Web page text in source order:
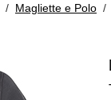
/ Magliette e Polo